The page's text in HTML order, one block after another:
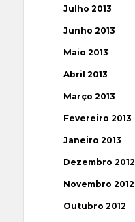
Julho 2013
Junho 2013
Maio 2013
Abril 2013
Março 2013
Fevereiro 2013
Janeiro 2013
Dezembro 2012
Novembro 2012
Outubro 2012